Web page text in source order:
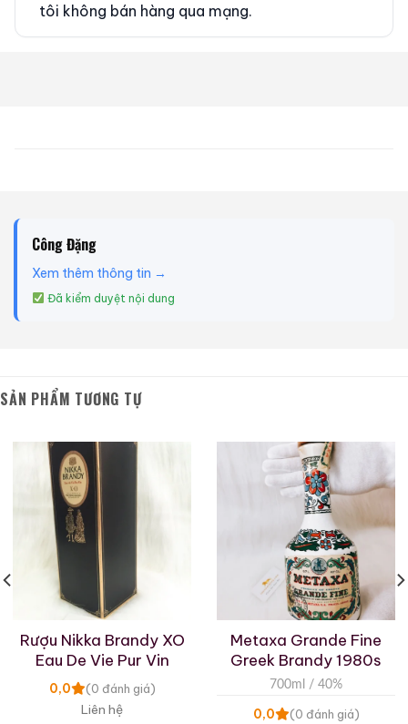
tôi không bán hàng qua mạng.
Công Đặng
Xem thêm thông tin →
Đã kiểm duyệt nội dung
SẢN PHẨM TƯƠNG TỰ
Rượu Nikka Brandy XO
Eau De Vie Pur Vin
0,0 (0 đánh giá)
Liên hệ
Metaxa Grande Fine
Greek Brandy 1980s
700ml / 40%
0,0 (0 đánh giá)